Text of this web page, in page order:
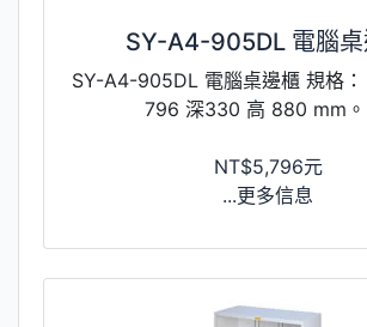
SY-A4-905DL 電腦桌
SY-A4-905DL 電腦桌邊櫃 規格
796 深330 高 880 mm
NT$5,796元
...更多信息